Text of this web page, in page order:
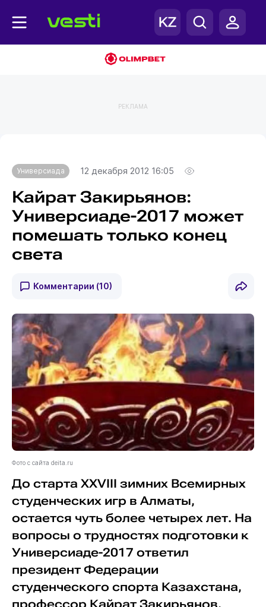
РЕКЛАМА
Универсиада 12 декабря 2012 16:05
Кайрат Закирьянов:
Универсиаде-2017 может
помешать только конец
света
Комментарии (10)
Фото с сайта deita.ru
До старта XXVIII зимних Всемирных
студенческих игр в Алматы,
остается чуть более четырех лет. На
вопросы о трудностях подготовки к
Универсиаде-2017 ответил
президент Федерации
студенческого спорта Казахстана,
профессор Кайрат Закирьянов,